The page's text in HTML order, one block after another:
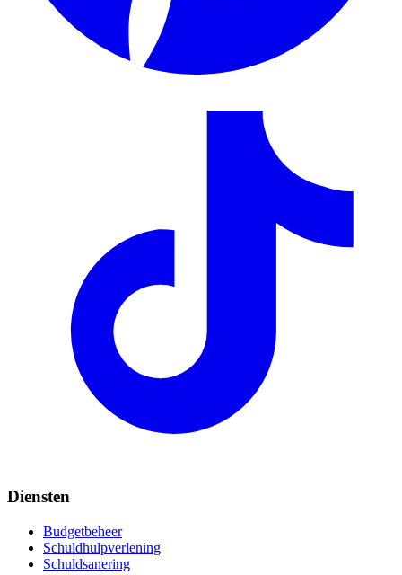
Diensten
Budgetbeheer
Schuldhulpverlening
Schuldsanering